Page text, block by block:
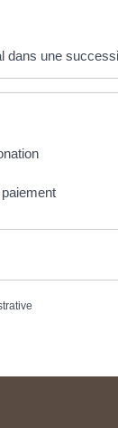
dans une